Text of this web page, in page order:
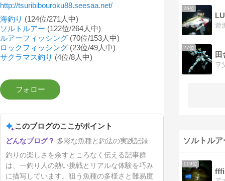
http://tsuribibouroku88.seesaa.net/
海釣り (124位/271人中)
ソルトルアー (122位/264人中)
ルアーフィッシング (70位/153人中)
ロックフィッシング (23位/49人中)
サクラマス釣り (4位/8人中)
このブログのここがポイント
多彩な魚種と釣法の実践記録
釣りの楽しさを余すところなく伝える記事群
は、一釣り人の熱い挑戦とリアルな体験を巧み
に描写しています。狙う魚種の多様さと難易度
26位
27位
ソルトル
119位